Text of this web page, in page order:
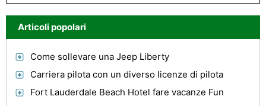
Articoli popolari
Come sollevare una Jeep Liberty
Carriera pilota con un diverso licenze di pilota
Fort Lauderdale Beach Hotel fare vacanze Fun